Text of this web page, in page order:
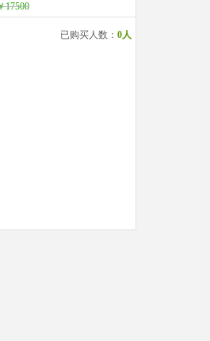
17500
已购买人数： 0人